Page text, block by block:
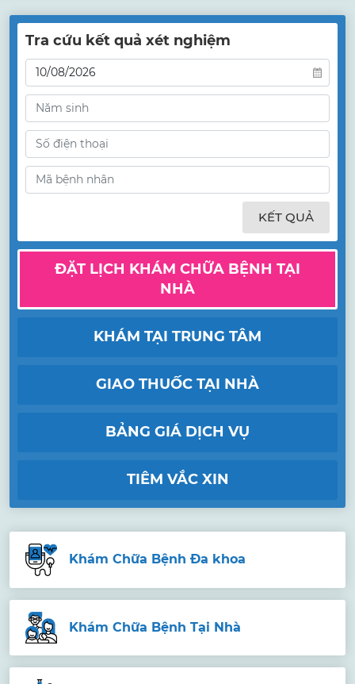
Tra cứu kết quả xét nghiệm
KẾT QUẢ
ĐẶT LỊCH KHÁM CHỮA BỆNH TẠI
NHÀ
KHÁM TẠI TRUNG TÂM
GIAO THUỐC TẠI NHÀ
BẢNG GIÁ DỊCH VỤ
TIÊM VẮC XIN
Khám Chữa Bệnh Đa khoa
Khám Chữa Bệnh Tại Nhà